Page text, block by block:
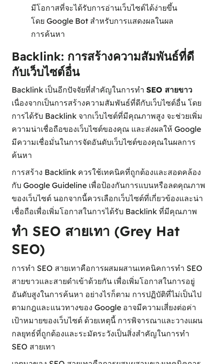
มีโอกาสที่จะได้รับการอ่านเว็บไซต์ได้ง่ายขึ้น
โดย Google Bot สำหรับการแสดงผลในผล
การค้นหา
Backlink: การสร้างความสัมพันธ์ที่ดี
กับเว็บไซต์อื่น
Backlink เป็นอีกปัจจัยที่สำคัญในการทำ SEO สายขาว
เนื่องจากเป็นการสร้างความสัมพันธ์ที่ดีกับเว็บไซต์อื่น โดย
การได้รับ Backlink จากเว็บไซต์ที่มีคุณภาพสูง จะช่วยเพิ่ม
ความน่าเชื่อถือของเว็บไซต์ของคุณ และส่งผลให้ Google
มีความเชื่อมั่นในการจัดอันดับเว็บไซต์ของคุณในผลการ
ค้นหา
การสร้าง Backlink ควรใช้เทคนิคที่ถูกต้องและสอดคล้อง
กับ Google Guideline เพื่อป้องกันการแบนหรือลดคุณภาพ
ของเว็บไซต์ นอกจากนี้ควรเลือกเว็บไซต์ที่เกี่ยวข้องและน่า
เชื่อถือเพื่อเพิ่มโอกาสในการได้รับ Backlink ที่มีคุณภาพ
ทำ SEO สายเทา (Grey Hat
SEO)
การทำ SEO สายเทาคือการผสมผสานเทคนิคการทำ SEO
สายขาวและสายดำเข้าด้วยกัน เพื่อเพิ่มโอกาสในการอยู่
อันดับสูงในการค้นหา อย่างไรก็ตาม การปฏิบัติที่ไม่เป็นไป
ตามกฎและแนวทางของ Google อาจมีความเสี่ยงต่อค่า
เป้าหมายของเว็บไซต์ ด้วยเหตุนี้ การพิจารณาและวางแผน
กลยุทธ์ที่ถูกต้องและระมัดระวังเป็นสิ่งสำคัญในการทำ
SEO สายเทา